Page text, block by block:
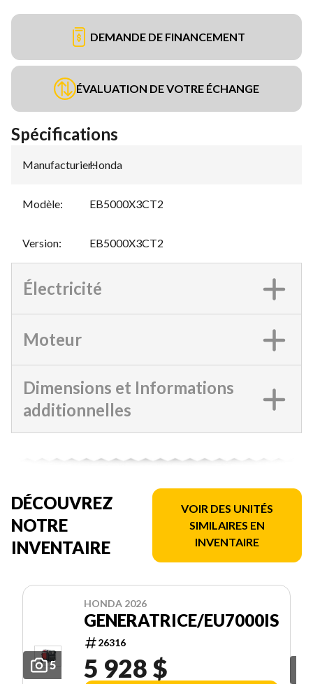
DEMANDE DE FINANCEMENT
ÉVALUATION DE VOTRE ÉCHANGE
Spécifications
Manufacturier:
Honda
Modèle: EB5000X3CT2
Version: EB5000X3CT2
Électricité
Moteur
Dimensions et Informations
additionnelles
DÉCOUVREZ
NOTRE
INVENTAIRE
VOIR DES UNITÉS
SIMILAIRES EN
INVENTAIRE
5
HONDA 2026
GENERATRICE/EU7000IS
26316
5 928 $